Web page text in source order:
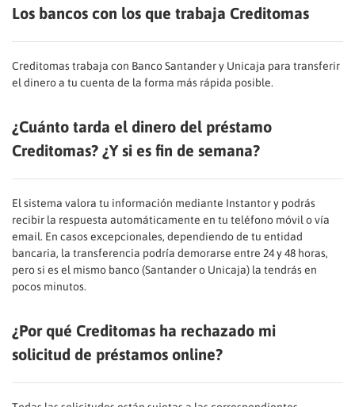
Los bancos con los que trabaja Creditomas
Creditomas trabaja con Banco Santander y Unicaja para transferir
el dinero a tu cuenta de la forma más rápida posible.
¿Cuánto tarda el dinero del préstamo
Creditomas? ¿Y si es fin de semana?
El sistema valora tu información mediante Instantor y podrás
recibir la respuesta automáticamente en tu teléfono móvil o vía
email. En casos excepcionales, dependiendo de tu entidad
bancaria, la transferencia podría demorarse entre 24 y 48 horas,
pero si es el mismo banco (Santander o Unicaja) la tendrás en
pocos minutos.
¿Por qué Creditomas ha rechazado mi
solicitud de préstamos online?